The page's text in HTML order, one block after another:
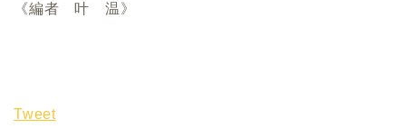
《編者 叶 温》
Tweet